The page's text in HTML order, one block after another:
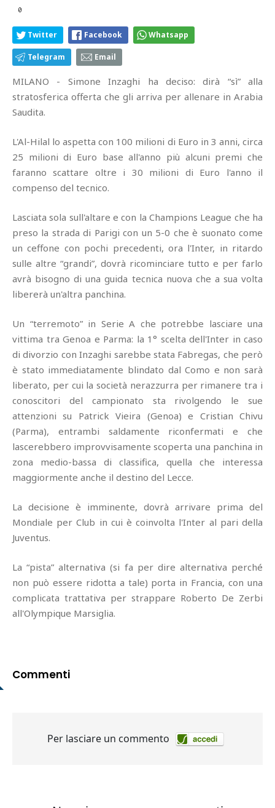
0
Twitter Facebook Whatsapp
Telegram Email
MILANO - Simone Inzaghi ha deciso: dirà “sì” alla
stratosferica offerta che gli arriva per allenare in Arabia
Saudita.
L'Al-Hilal lo aspetta con 100 milioni di Euro in 3 anni, circa
25 milioni di Euro base all'anno più alcuni premi che
faranno scattare oltre i 30 milioni di Euro l'anno il
compenso del tecnico.
Lasciata sola sull'altare e con la Champions League che ha
preso la strada di Parigi con un 5-0 che è suonato come
un ceffone con pochi precedenti, ora l'Inter, in ritardo
sulle altre “grandi”, dovrà ricominciare tutto e per farlo
avrà bisogno di una guida tecnica nuova che a sua volta
libererà un'altra panchina.
Un “terremoto” in Serie A che potrebbe lasciare una
vittima tra Genoa e Parma: la 1° scelta dell'Inter in caso
di divorzio con Inzaghi sarebbe stata Fabregas, che però
è stato immediatamente blindato dal Como e non sarà
liberato, per cui la società nerazzurra per rimanere tra i
conoscitori del campionato sta rivolgendo le sue
attenzioni su Patrick Vieira (Genoa) e Cristian Chivu
(Parma), entrambi saldamente riconfermati e che
lascerebbero improvvisamente scoperta una panchina in
zona medio-bassa di classifica, quella che interessa
maggiormente anche il destino del Lecce.
La decisione è imminente, dovrà arrivare prima del
Mondiale per Club in cui è coinvolta l'Inter al pari della
Juventus.
La “pista” alternativa (si fa per dire alternativa perché
non può essere ridotta a tale) porta in Francia, con una
complicata trattativa per strappare Roberto De Zerbi
all'Olympique Marsiglia.
Commenti